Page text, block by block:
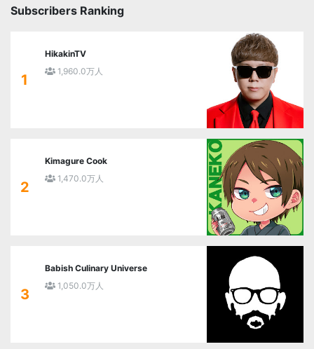
Subscribers Ranking
1
HikakinTV
1,960.0万人
2
Kimagure Cook
1,470.0万人
3
Babish Culinary Universe
1,050.0万人